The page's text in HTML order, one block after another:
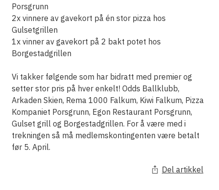
Porsgrunn
2x vinnere av gavekort på én stor pizza hos
Gulsetgrillen
1x vinner av gavekort på 2 bakt potet hos
Borgestadgrillen
Vi takker følgende som har bidratt med premier og
setter stor pris på hver enkelt! Odds Ballklubb,
Arkaden Skien, Rema 1000 Falkum, Kiwi Falkum, Pizza
Kompaniet Porsgrunn, Egon Restaurant Porsgrunn,
Gulset grill og Borgestadgrillen. For å være med i
trekningen så må medlemskontingenten være betalt
før 5. April.
Del artikkel